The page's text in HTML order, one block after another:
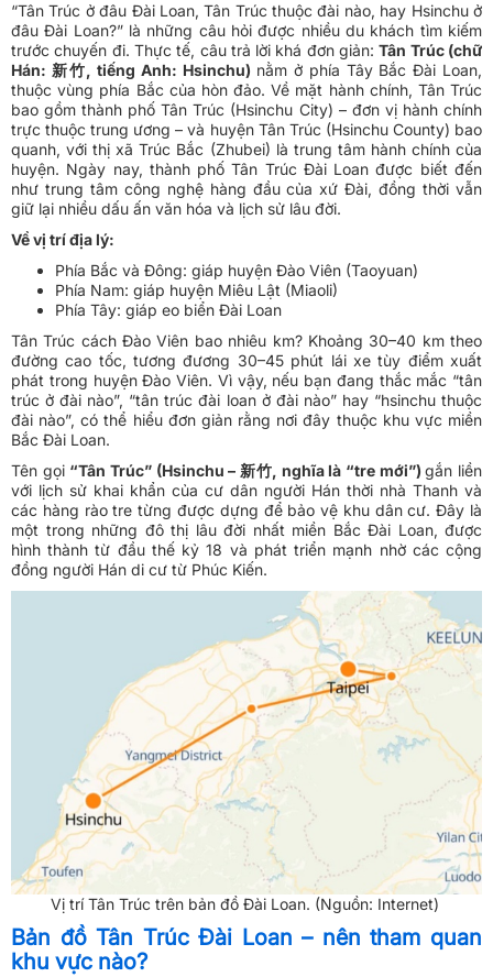
“Tân Trúc ở đâu Đài Loan, Tân Trúc thuộc đài nào, hay Hsinchu ở
đâu Đài Loan?” là những câu hỏi được nhiều du khách tìm kiếm
trước chuyến đi. Thực tế, câu trả lời khá đơn giản:Tân Trúc (chữ
Hán: 新竹, tiếng Anh: Hsinchu) nằm ở phía Tây Bắc Đài Loan,
thuộc vùng phía Bắc của hòn đảo. Về mặt hành chính, Tân Trúc
bao gồm thành phố Tân Trúc (Hsinchu City) – đơn vị hành chính
trực thuộc trung ương – và huyện Tân Trúc (Hsinchu County) bao
quanh, với thị xã Trúc Bắc (Zhubei) là trung tâm hành chính của
huyện. Ngày nay, thành phố Tân Trúc Đài Loan được biết đến
như trung tâm công nghệ hàng đầu của xứ Đài, đồng thời vẫn
giữ lại nhiều dấu ấn văn hóa và lịch sử lâu đời.
Về vị trí địa lý:
Phía Bắc và Đông: giáp huyện Đào Viên (Taoyuan)
Phía Nam: giáp huyện Miêu Lật (Miaoli)
Phía Tây: giáp eo biển Đài Loan
Tân Trúc cách Đào Viên bao nhiêu km? Khoảng 30–40 km theo
đường cao tốc, tương đương 30–45 phút lái xe tùy điểm xuất
phát trong huyện Đào Viên. Vì vậy, nếu bạn đang thắc mắc “tân
trúc ở đài nào”, “tân trúc đài loan ở đài nào” hay “hsinchu thuộc
đài nào”, có thể hiểu đơn giản rằng nơi đây thuộc khu vực miền
Bắc Đài Loan.
Tên gọi “Tân Trúc” (Hsinchu – 新竹, nghĩa là “tre mới”)gắn liền
với lịch sử khai khẩn của cư dân người Hán thời nhà Thanh và
các hàng rào tre từng được dựng để bảo vệ khu dân cư. Đây là
một trong những đô thị lâu đời nhất miền Bắc Đài Loan, được
hình thành từ đầu thế kỷ 18 và phát triển mạnh nhờ các cộng
đồng người Hán di cư từ Phúc Kiến.
Vị trí Tân Trúc trên bản đồ Đài Loan. (Nguồn: Internet)
Bản đồ Tân Trúc Đài Loan – nên tham quan
khu vực nào?